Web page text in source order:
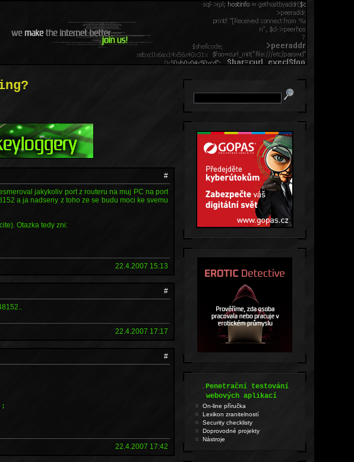
#
jakykoliv port z routeru na muj PC na port
a ja nadseny z toho ze se budu moci ke svemu
Otazka tedy zni:
22.4.2007 15:13
#
22.4.2007 17:17
#
22.4.2007 17:42
.Penetrační testování
webových aplikací
On-line příručka
Lexikon zranitelností
Security checklisty
Doprovodné projekty
Nástroje